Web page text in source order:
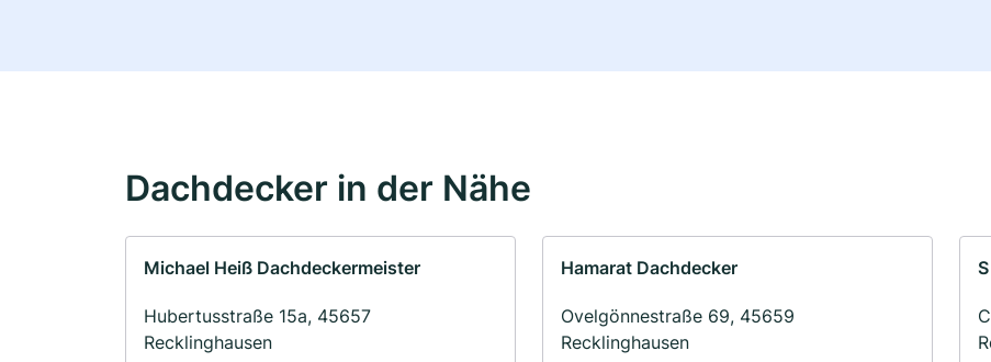
Dachdecker in der Nähe
Michael Heiß Dachdeckermeister
Hubertusstraße 15a, 45657
Recklinghausen
Hamarat Dachdecker
Ovelgönnestraße 69, 45659
Recklinghausen